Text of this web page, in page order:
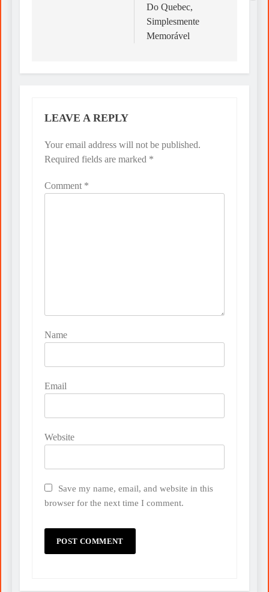
Do Quebec,
Simplesmente
Memorável
LEAVE A REPLY
Your email address will not be published.
Required fields are marked *
Comment *
Name
Email
Website
Save my name, email, and website in this
browser for the next time I comment.